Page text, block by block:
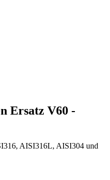
Ersatz V60 -
AISI316L, AISI304 und